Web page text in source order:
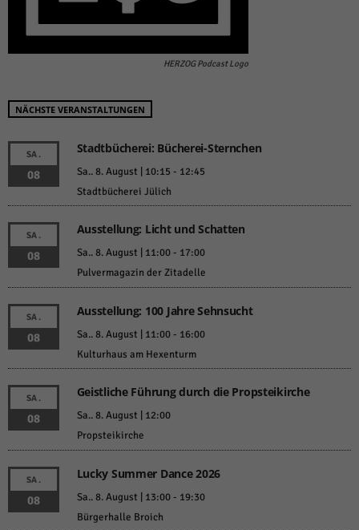
HERZOG Podcast Logo
NÄCHSTE VERANSTALTUNGEN
SA.
08
Stadtbücherei: Bücherei-Sternchen
Sa.. 8. August | 10:15 - 12:45
Stadtbücherei Jülich
SA.
08
Ausstellung: Licht und Schatten
Sa.. 8. August | 11:00- 17:00
Pulvermagazin der Zitadelle
SA.
08
Ausstellung: 100 Jahre Sehnsucht
Sa.. 8. August | 11:00- 16:00
Kulturhaus am Hexenturm
SA.
08
Geistliche Führung durch die Propsteikirche
Sa.. 8. August | 12:00
Propsteikirche
SA.
08
Lucky Summer Dance 2026
Sa.. 8. August | 13:00- 19:30
Bürgerhalle Broich